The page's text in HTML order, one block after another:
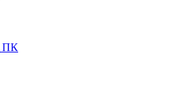
ПК